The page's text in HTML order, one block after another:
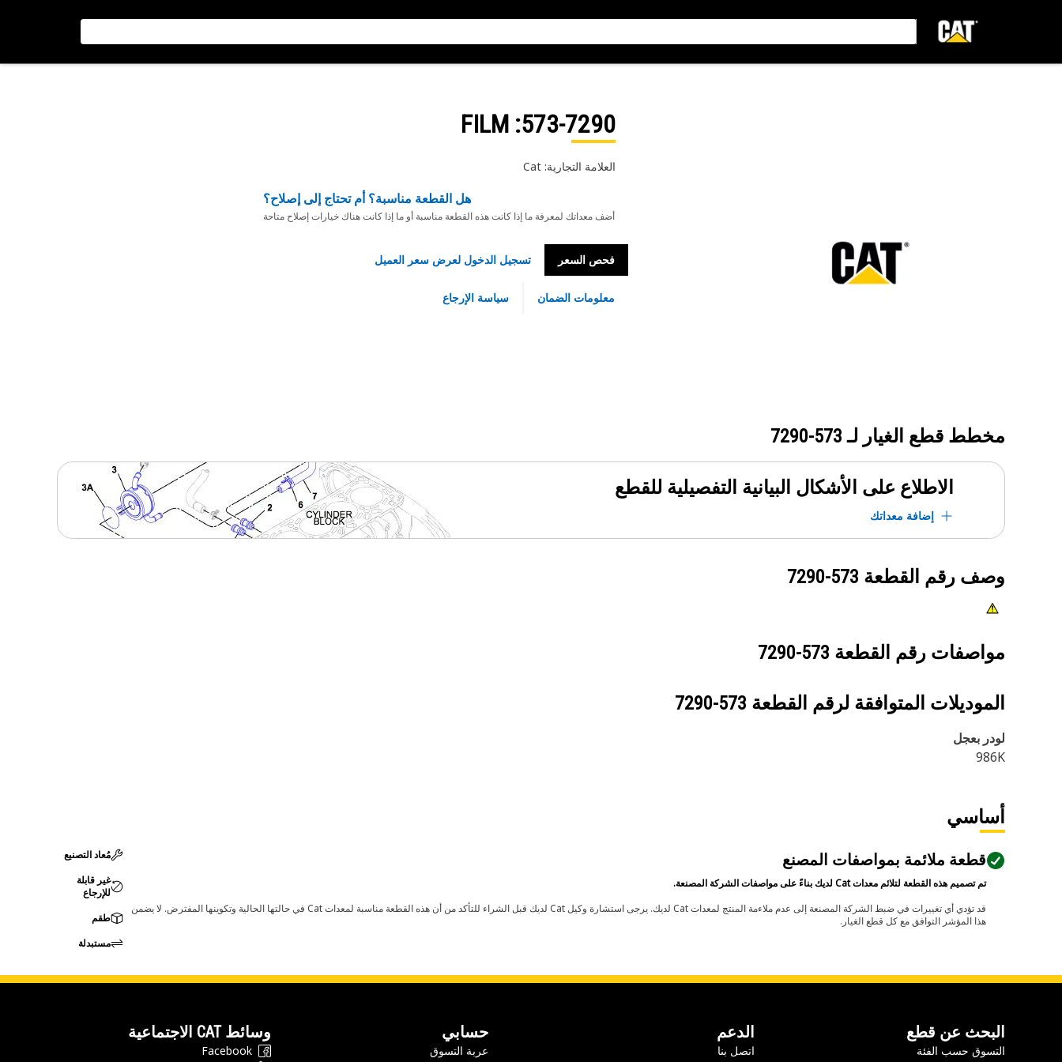
573-7290
: FILM
العلامة التجارية: Cat
هل القطعة مناسبة؟ أم تحتاج إلى إصلاح؟
أضف معداتك لمعرفة ما إذا كانت هذه القطعة مناسبة أو ما إذا كانت هناك خيارات إصلاح متاحة
فحص السعر تسجيل الدخول لعرض سعر العميل
معلومات الضمان سياسة الإرجاع
مخطط قطع الغيار لـ 573-7290
الاطلاع على الأشكال البيانية التفصيلية للقطع
إضافة معداتك
وصف رقم القطعة 573-7290
مواصفات رقم القطعة 573-7290
الموديلات المتوافقة لرقم القطعة 573-7290
لودر بعجل
986K
أساسي
قطعة ملائمة بمواصفات المصنع
تم تصميم هذه القطعة لتلائم معدات Cat لديك بناءً على مواصفات الشركة المصنعة.
قد تؤدي أي تغييرات في ضبط الشركة المصنعة إلى عدم ملاءمة المنتج لمعدات Cat لديك. يرجى استشارة وكيل Cat لديك قبل الشراء للتأكد من أن هذه القطعة مناسبة لمعدات Cat في حالتها الحالية وتكوينها المفترض. لا يضمن
هذا المؤشر التوافق مع كل قطع الغيار.
مُعاد التصنيع
غير قابلة
للإرجاع
طقم
مستبدلة
البحث عن قطع
التسوق حسب الفئة
الدعم
اتصل بنا
حسابي
عربة التسوق
وسائط CAT الاجتماعية
Facebook